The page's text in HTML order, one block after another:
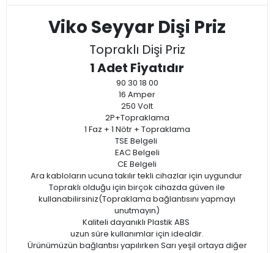
Viko Seyyar Dişi Priz
Topraklı Dişi Priz
1 Adet Fiyatıdır
90 30 18 00
16 Amper
250 Volt
2P+Topraklama
1 Faz + 1 Nötr + Topraklama
TSE Belgeli
EAC Belgeli
CE Belgeli
Ara kabloların ucuna takılır tekli cihazlar için uygundur
Topraklı olduğu için birçok cihazda güven ile
kullanabilirsiniz(Topraklama bağlantısını yapmayı
unutmayın)
Kaliteli dayanıklı Plastik ABS
uzun süre kullanımlar için idealdir.
Ürünümüzün bağlantısı yapılırken Sarı yeşil ortaya diğer